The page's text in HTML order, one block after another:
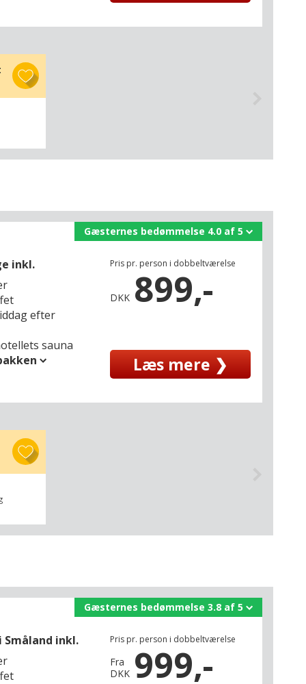
inkl.
efter
sauna
Pris pr. person i dobbeltværelse
DKK 899,-
Læs mere ❯
Gæsternes bedømmelse 4.0 af 5
Småland inkl.
Pris pr. person i dobbeltværelse
Fra
DKK 999,-
Gæsternes bedømmelse 3.8 af 5